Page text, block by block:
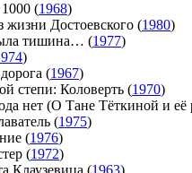
(1968)
жизни Достоевского (1980)
тишина… (1977)
)
(1967)
степи: Коловерть (1970)
нет (О Тане Тёткиной и её
(1975)
(1976)
(1972)